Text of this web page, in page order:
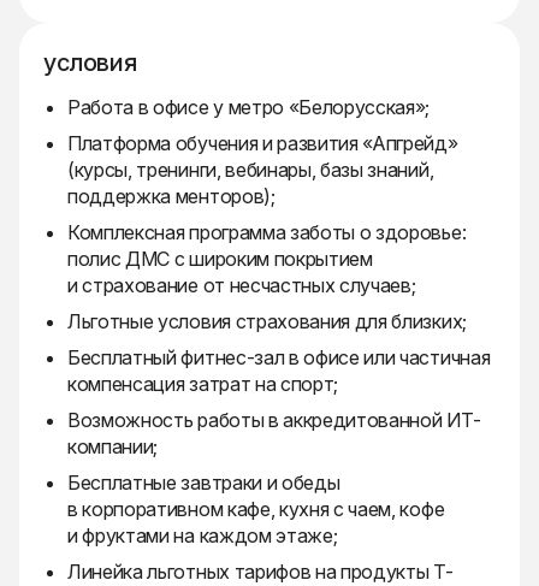
условия
Работа в офисе у метро «Белорусская»;
Платформа обучения и развития «Апгрейд»
(курсы, тренинги, вебинары, базы знаний,
поддержка менторов);
Комплексная программа заботы о здоровье:
полис ДМС с широким покрытием
и страхование от несчастных случаев;
Льготные условия страхования для близких;
Бесплатный фитнес-зал в офисе или частичная
компенсация затрат на спорт;
Возможность работы в аккредитованной ИТ-
компании;
Бесплатные завтраки и обеды
в корпоративном кафе, кухня с чаем, кофе
и фруктами на каждом этаже;
Линейка льготных тарифов на продукты Т-